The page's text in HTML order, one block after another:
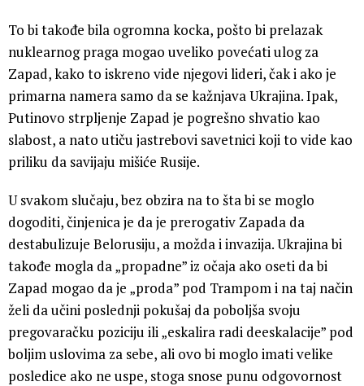
To bi takođe bila ogromna kocka, pošto bi prelazak
nuklearnog praga mogao uveliko povećati ulog za
Zapad, kako to iskreno vide njegovi lideri, čak i ako je
primarna namera samo da se kažnjava Ukrajina. Ipak,
Putinovo strpljenje Zapad je pogrešno shvatio kao
slabost, a nato utiču jastrebovi savetnici koji to vide kao
priliku da savijaju mišiće Rusije.
U svakom slučaju, bez obzira na to šta bi se moglo
dogoditi, činjenica je da je prerogativ Zapada da
destabulizuje Belorusiju, a možda i invazija. Ukrajina bi
takođe mogla da „propadne” iz očaja ako oseti da bi
Zapad mogao da je „proda” pod Trampom i na taj način
želi da učini poslednji pokušaj da poboljša svoju
pregovaračku poziciju ili „eskalira radi deeskalacije” pod
boljim uslovima za sebe, ali ovo bi moglo imati velike
posledice ako ne uspe, stoga snose punu odgovornost